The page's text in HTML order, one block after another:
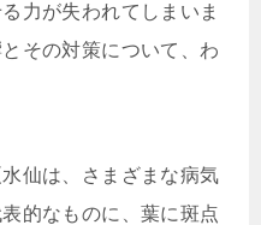
力が失われてしまいま
その対策について、わ
仙は、さまざまな病気
的なものに、葉に斑点